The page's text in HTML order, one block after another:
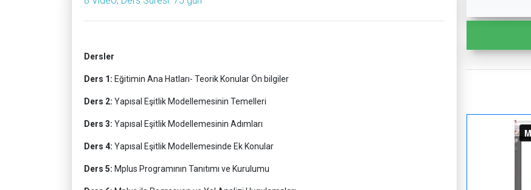
Dersler
Ders 1: Eğitimin Ana Hatları- Teorik Konular Ön bilgiler
Ders 2: Yapısal Eşitlik Modellemesinin Temelleri
Ders 3: Yapısal Eşitlik Modellemesinin Adımları
Ders 4: Yapısal Eşitlik Modellemesinde Ek Konular
Ders 5: Mplus Programının Tanıtımı ve Kurulumu